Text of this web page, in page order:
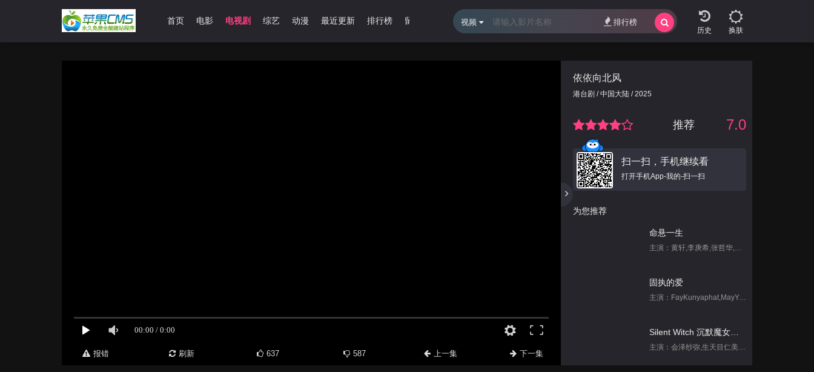
首页 电影 电视剧 综艺 动漫 最近更新 排行榜 留言报错
换肤
视频 排行榜
报错 刷新 637 587 上一集 下一集
依依向北风
港台剧 / 中国大陆 / 2025
推荐 7.0
扫一扫，手机继续看
打开手机App-我的-扫一扫
为您推荐
命悬一生
主演：黄轩,李庚希,张哲华,白宇帆,尹昉,姜珮瑶
固执的爱
主演：FayKunyaphat,MayYada
主演：会泽纱弥,生天目仁美,诹访部顺一,坂田将吾,中岛良